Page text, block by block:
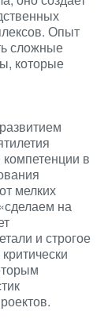
Опыт
сложные
которые
в
мелких
на
и строгое